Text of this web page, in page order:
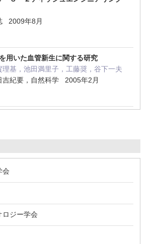
2009年8月
用いた血管新生に関する研究
理基，池田満里子，工藤奨，谷下一夫
吉紀要，自然科学 2005年2月
会
ロジー学会